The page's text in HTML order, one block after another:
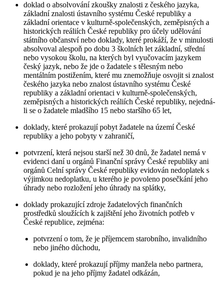
doklad o absolvování zkoušky znalosti z českého jazyka,
základní znalosti ústavního systému České republiky a
základní orientace v kulturně-společenských, zeměpisných a
historických reáliích České republiky pro účely udělování
státního občanství nebo doklady, které prokáží, že v minulosti
absolvoval alespoň po dobu 3 školních let základní, střední
nebo vysokou školu, na kterých byl vyučovacím jazykem
český jazyk, nebo že jde o žadatele s tělesným nebo
mentálním postižením, které mu znemožňuje osvojit si znalost
českého jazyka nebo znalost ústavního systému České
republiky a základní orientaci v kulturně-společenských,
zeměpisných a historických reáliích České republiky, nejedná-
li se o žadatele mladšího 15 nebo staršího 65 let,
doklady, které prokazují pobyt žadatele na území České
republiky a jeho pobyty v zahraničí,
potvrzení, která nejsou starší než 30 dnů, že žadatel nemá v
evidenci daní u orgánů Finanční správy České republiky ani
orgánů Celní správy České republiky evidován nedoplatek s
výjimkou nedoplatku, u kterého je povoleno posečkání jeho
úhrady nebo rozložení jeho úhrady na splátky,
doklady prokazující zdroje žadatelových finančních
prostředků sloužících k zajištění jeho životních potřeb v
České republice, zejména:
potvrzení o tom, že je příjemcem starobního, invalidního
nebo jiného důchodu,
doklady, které prokazují příjmy manžela nebo partnera,
pokud je na jeho příjmy žadatel odkázán,